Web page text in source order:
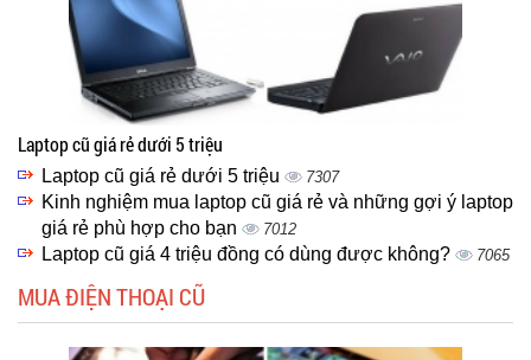
Laptop cũ giá rẻ dưới 5 triệu
Laptop cũ giá rẻ dưới 5 triệu 7307
Kinh nghiệm mua laptop cũ giá rẻ và những gợi ý laptop
giá rẻ phù hợp cho bạn
7012
Laptop cũ giá 4 triệu đồng có dùng được không? 7065
MUA ĐIỆN THOẠI CŨ